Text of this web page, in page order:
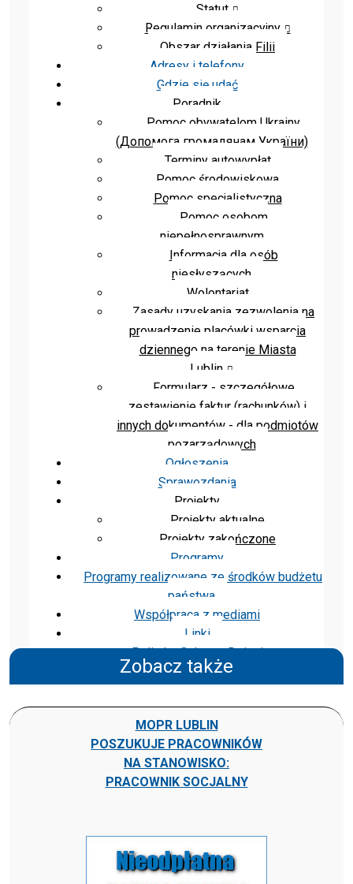
Statut
Regulamin organizacyjny
Obszar działania Filii
Adresy i telefony
Gdzie się udać
Poradnik
Pomoc obywatelom Ukrainy
(Допомога громадянам України)
Terminy autowypłat
Pomoc środowiskowa
Pomoc specjalistyczna
Pomoc osobom
niepełnosprawnym
Informacja dla osób
niesłyszących
Wolontariat
Zasady uzyskania zezwolenia na
prowadzenie placówki wsparcia
dziennego na terenie Miasta
Lublin
Formularz - szczegółowe
zestawienie faktur (rachunków) i
innych dokumentów - dla podmiotów
pozarządowych
Ogłoszenia
Sprawozdania
Projekty
Projekty aktualne
Projekty zakończone
Programy
Programy realizowane ze środków budżetu
państwa
Współpraca z mediami
Linki
Polityka Ochrony Dzieci
Zobacz także
MOPR LUBLIN
POSZUKUJE PRACOWNIKÓW
NA STANOWISKO:
PRACOWNIK SOCJALNY